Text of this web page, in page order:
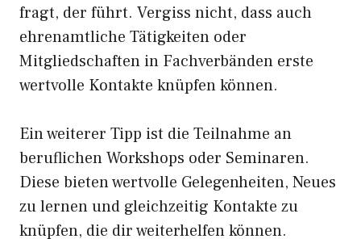
fragt, der führt. Vergiss nicht, dass auch
ehrenamtliche Tätigkeiten oder
Mitgliedschaften in Fachverbänden erste
wertvolle Kontakte knüpfen können.
Ein weiterer Tipp ist die Teilnahme an
beruflichen Workshops oder Seminaren.
Diese bieten wertvolle Gelegenheiten, Neues
zu lernen und gleichzeitig Kontakte zu
knüpfen, die dir weiterhelfen können.